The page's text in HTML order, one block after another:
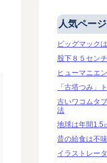
人気ペー
ビッグマック
股下８５セン
ヒューマニエ
「古塔つみ」
古いワコムタ
法
地球は年間1.5
昔の給食は不
イラストレー